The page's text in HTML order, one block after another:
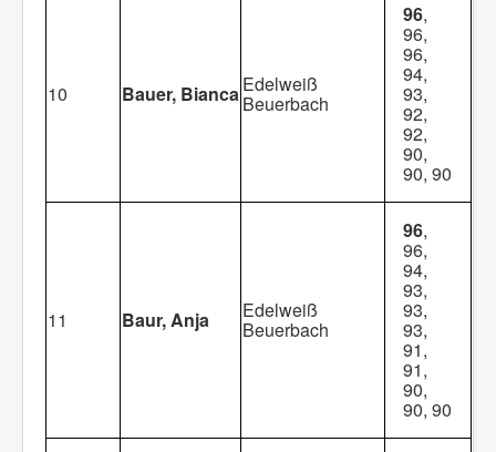
10 Bauer, BiancaEdelweiß
Beuerbach
96,
96,
96,
94,
93,
92,
92,
90,
90, 90
11 Baur, Anja Edelweiß
Beuerbach
96,
96,
94,
93,
93,
93,
91,
91,
90,
90, 90